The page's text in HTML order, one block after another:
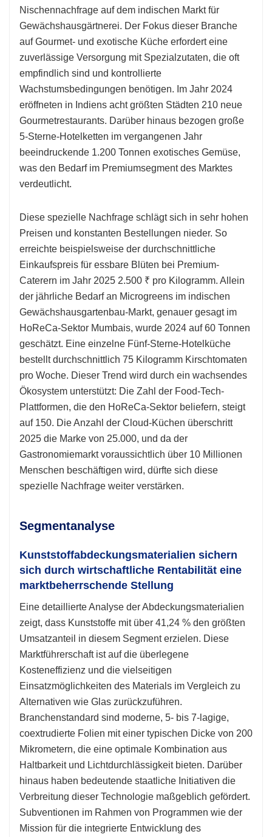
Nischennachfrage auf dem indischen Markt für
Gewächshausgärtnerei. Der Fokus dieser Branche
auf Gourmet- und exotische Küche erfordert eine
zuverlässige Versorgung mit Spezialzutaten, die oft
empfindlich sind und kontrollierte
Wachstumsbedingungen benötigen. Im Jahr 2024
eröffneten in Indiens acht größten Städten 210 neue
Gourmetrestaurants. Darüber hinaus bezogen große
5-Sterne-Hotelketten im vergangenen Jahr
beeindruckende 1.200 Tonnen exotisches Gemüse,
was den Bedarf im Premiumsegment des Marktes
verdeutlicht.
Diese spezielle Nachfrage schlägt sich in sehr hohen
Preisen und konstanten Bestellungen nieder. So
erreichte beispielsweise der durchschnittliche
Einkaufspreis für essbare Blüten bei Premium-
Caterern im Jahr 2025 2.500 ₹ pro Kilogramm. Allein
der jährliche Bedarf an Microgreens im indischen
Gewächshausgartenbau-Markt, genauer gesagt im
HoReCa-Sektor Mumbais, wurde 2024 auf 60 Tonnen
geschätzt. Eine einzelne Fünf-Sterne-Hotelküche
bestellt durchschnittlich 75 Kilogramm Kirschtomaten
pro Woche. Dieser Trend wird durch ein wachsendes
Ökosystem unterstützt: Die Zahl der Food-Tech-
Plattformen, die den HoReCa-Sektor beliefern, steigt
auf 150. Die Anzahl der Cloud-Küchen überschritt
2025 die Marke von 25.000, und da der
Gastronomiemarkt voraussichtlich über 10 Millionen
Menschen beschäftigen wird, dürfte sich diese
spezielle Nachfrage weiter verstärken.
Segmentanalyse
Kunststoffabdeckungsmaterialien sichern
sich durch wirtschaftliche Rentabilität eine
marktbeherrschende Stellung
Eine detaillierte Analyse der Abdeckungsmaterialien
zeigt, dass Kunststoffe mit über 41,24 % den größten
Umsatzanteil in diesem Segment erzielen. Diese
Marktführerschaft ist auf die überlegene
Kosteneffizienz und die vielseitigen
Einsatzmöglichkeiten des Materials im Vergleich zu
Alternativen wie Glas zurückzuführen.
Branchenstandard sind moderne, 5- bis 7-lagige,
coextrudierte Folien mit einer typischen Dicke von 200
Mikrometern, die eine optimale Kombination aus
Haltbarkeit und Lichtdurchlässigkeit bieten. Darüber
hinaus haben bedeutende staatliche Initiativen die
Verbreitung dieser Technologie maßgeblich gefördert.
Subventionen im Rahmen von Programmen wie der
Mission für die integrierte Entwicklung des